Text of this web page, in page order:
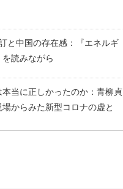
と中国の存在感：『エネルギ
読みながら
本当に正しかったのか：青柳貞
からみた新型コロナの虚と